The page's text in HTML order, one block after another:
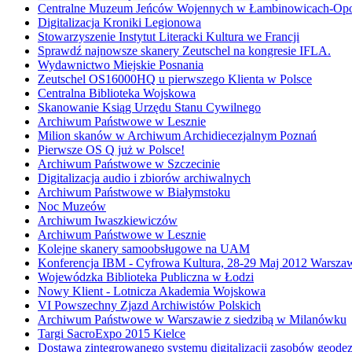
Centralne Muzeum Jeńców Wojennych w Łambinowicach-
Digitalizacja Kroniki Legionowa
Stowarzyszenie Instytut Literacki Kultura we Francji
Sprawdź najnowsze skanery Zeutschel na kongresie IFLA.
Wydawnictwo Miejskie Posnania
Zeutschel OS16000HQ u pierwszego Klienta w Polsce
Centralna Biblioteka Wojskowa
Skanowanie Ksiąg Urzędu Stanu Cywilnego
Archiwum Państwowe w Lesznie
Milion skanów w Archiwum Archidiecezjalnym Poznań
Pierwsze OS Q już w Polsce!
Archiwum Państwowe w Szczecinie
Digitalizacja audio i zbiorów archiwalnych
Archiwum Państwowe w Białymstoku
Noc Muzeów
Archiwum Iwaszkiewiczów
Archiwum Państwowe w Lesznie
Kolejne skanery samoobsługowe na UAM
Konferencja IBM - Cyfrowa Kultura, 28-29 Maj 2012
Wojewódzka Biblioteka Publiczna w Łodzi
Nowy Klient - Lotnicza Akademia Wojskowa
VI Powszechny Zjazd Archiwistów Polskich
Archiwum Państwowe w Warszawie z siedzibą w Milanówku
Targi SacroExpo 2015 Kielce
Dostawa zintegrowanego systemu digitalizacji zasobów